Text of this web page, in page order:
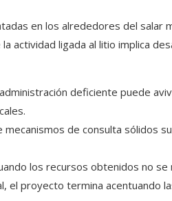
en los alrededores del salar
actividad ligada al litio implica
deficiente puede
mecanismos de consulta sólidos
los recursos obtenidos no
el proyecto termina acentuando